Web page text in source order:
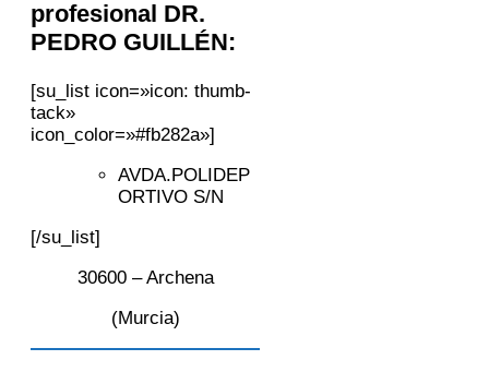
profesional DR.
PEDRO GUILLÉN:
[su_list icon=»icon: thumb-
tack»
icon_color=»#fb282a»]
AVDA.POLIDEP
ORTIVO S/N
[/su_list]
30600 – Archena
(Murcia)